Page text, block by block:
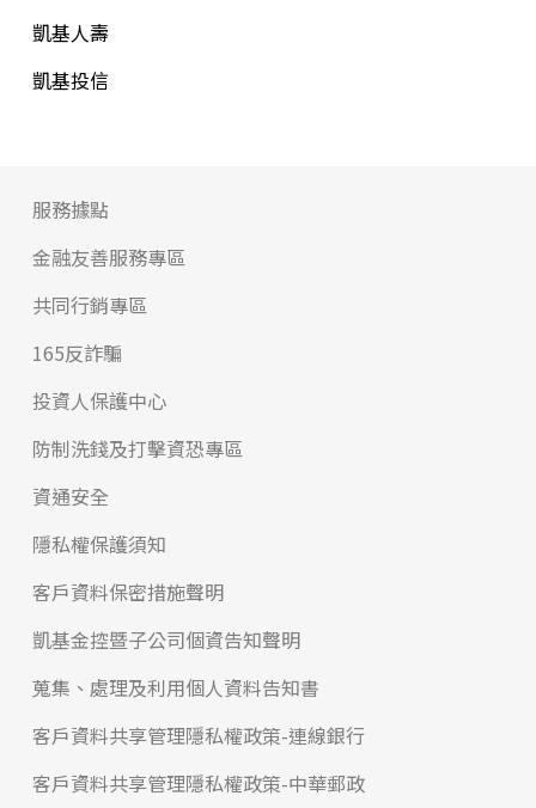
凱基人壽
凱基投信
服務據點
金融友善服務專區
共同行銷專區
165反詐騙
投資人保護中心
防制洗錢及打擊資恐專區
資通安全
隱私權保護須知
客戶資料保密措施聲明
凱基金控暨子公司個資告知聲明
蒐集、處理及利用個人資料告知書
客戶資料共享管理隱私權政策-連線銀行
客戶資料共享管理隱私權政策-中華郵政